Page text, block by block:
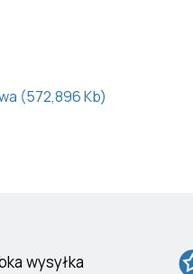
(572,896 Kb)
wysyłka